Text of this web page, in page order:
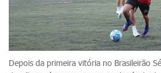
Depois da primeira vitória no Brasileirão